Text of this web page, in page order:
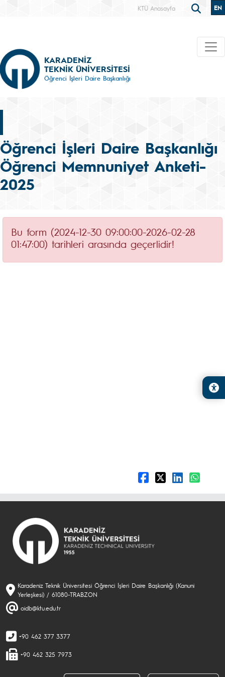
KTÜ Anasayfa EN
KARADENİZ
TEKNİK ÜNİVERSİTESİ
Öğrenci İşleri Daire Başkanlığı
Öğrenci İşleri Daire Başkanlığı
Öğrenci Memnuniyet Anketi-
2025
Bu form (2024-12-30 09:00:00-2026-02-28
01:47:00) tarihleri arasında geçerlidir!
Karadeniz Teknik Üniversitesi Öğrenci İşleri Daire Başkanlığı (Kanuni
Yerleşkesi) / 61080-TRABZON
oidb@ktu.edu.tr
+90 462 377 3377
+90 462 325 7973